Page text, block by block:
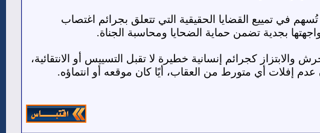
في تمييع القضايا الحقيقية التي تتعلق بجرائم اغتصاب
بجدية تضمن حماية الضحايا ومحاسبة الجناة.
كجرائم إنسانية خطيرة لا تقبل التسييس أو الانتقائية،
عدم إفلات أي متورط من العقاب، أيًا كان موقعه أو انتماؤه.